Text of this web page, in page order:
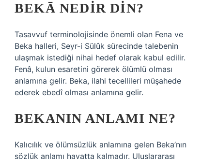
BEKĀ NEDIR DIN?
Tasavvuf terminolojisinde önemli olan Fena ve
Beka halleri, Seyr-i Sülûk sürecinde talebenin
ulaşmak istediği nihai hedef olarak kabul edilir.
Fenâ, kulun esaretini görerek ölümlü olması
anlamına gelir. Beka, ilahi tecellileri müşahede
ederek ebedî olması anlamına gelir.
BEKANIN ANLAMI NE?
Kalıcılık ve ölümsüzlük anlamına gelen Beka’nın
sözlük anlamı hayatta kalmadır. Uluslararası